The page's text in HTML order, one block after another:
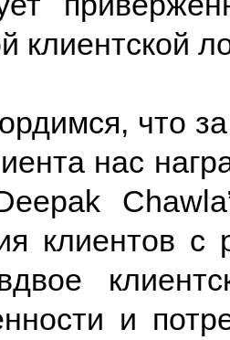
клиентской
что
нас
клиентов
и